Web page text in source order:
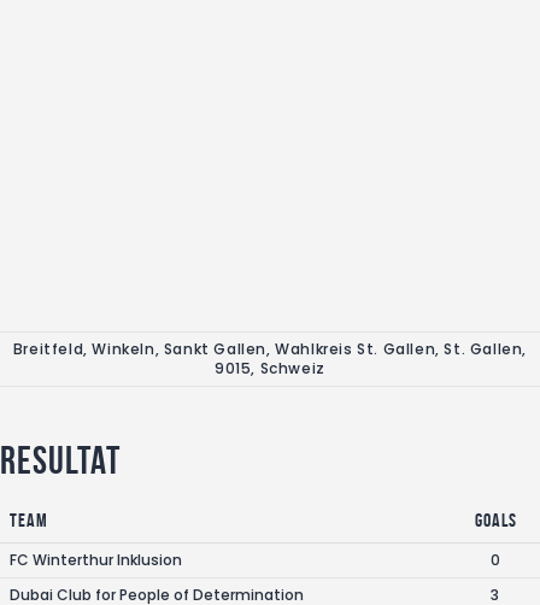
Breitfeld, Winkeln, Sankt Gallen, Wahlkreis St. Gallen, St. Gallen,
9015, Schweiz
Resultat
Team
Goals
FC Winterthur Inklusion
0
Dubai Club for People of Determination
3